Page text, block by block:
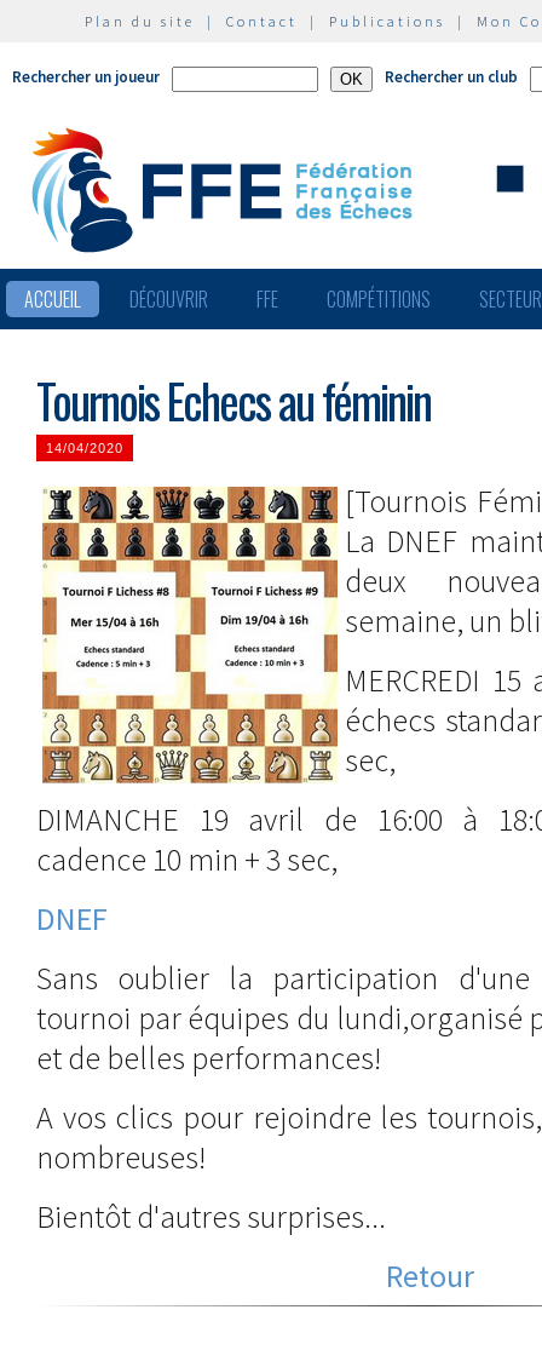
Plan du site | Contact | Publications | Mon
Rechercher un joueur Rechercher un club
ACCUEIL DÉCOUVRIR FFE COMPÉTITIONS
Tournois Echecs au féminin
14/04/2020
[Tournois
La DNEF
deux
semaine, un
MERCREDI
échecs
sec,
DIMANCHE 19 avril de 16:00 à
cadence 10 min + 3 sec,
DNEF
Sans oublier la participation
tournoi par équipes du lundi,organisé
et de belles performances!
A vos clics pour rejoindre les
nombreuses!
Bientôt d'autres surprises...
Retour